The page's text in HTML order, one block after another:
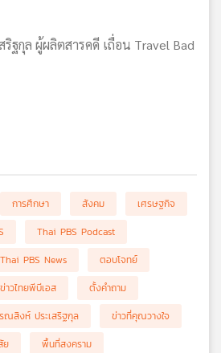
ฐกุล ผู้ผลิตสารคดี เถื่อน Travel Bad
การศึกษา สังคม
เศรษฐกิจ
Thai PBS Podcast
Thai PBS News
ตอบโจทย์
าวไทยพีบีเอส
ตั้งคำถาม
ณสิงห์ ประเสริฐกุล
ข่าวที่คุณวางใจ
ย
พื้นที่สงคราม